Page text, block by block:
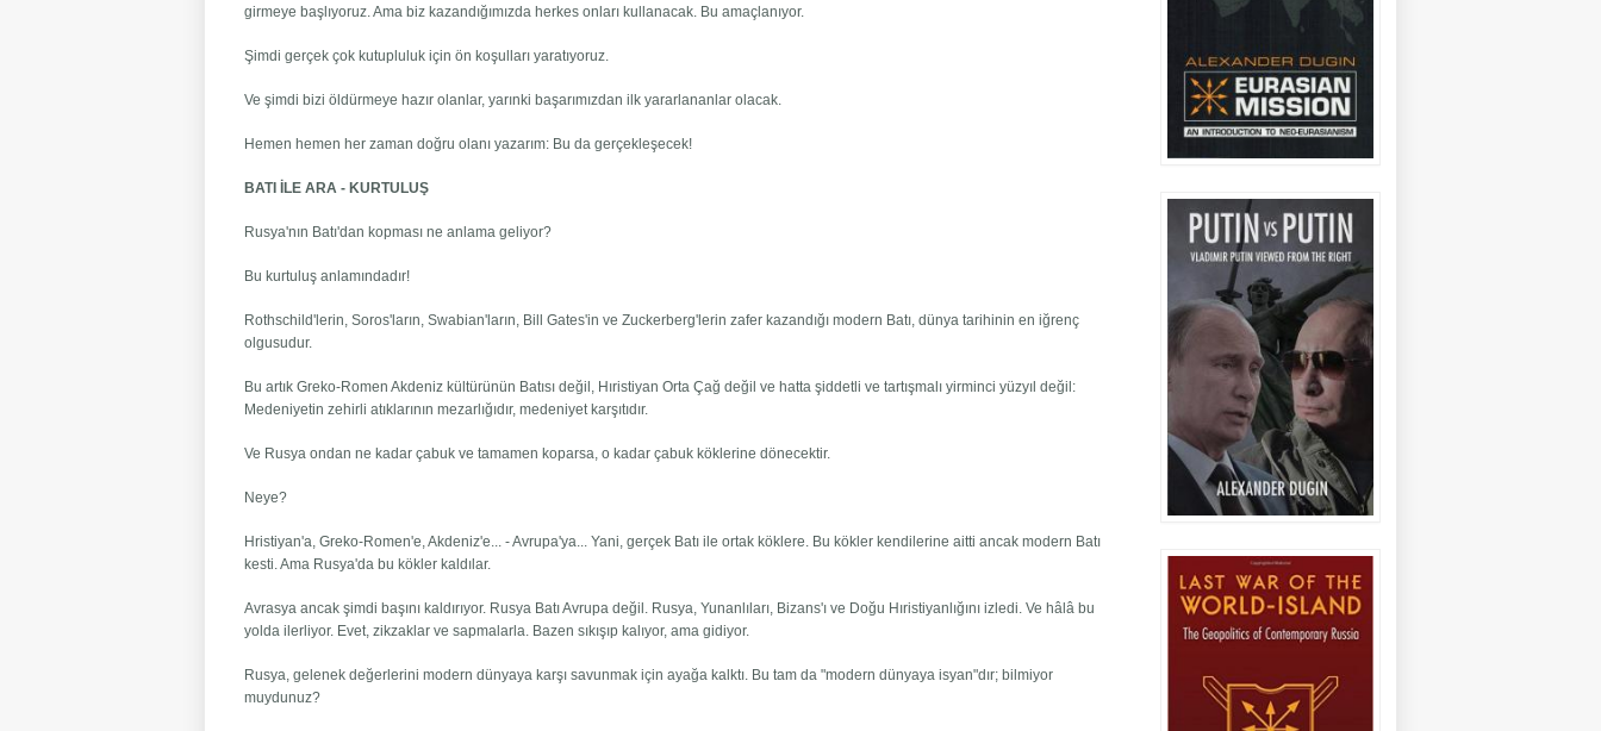
girmeye başlıyoruz. Ama biz kazandığımızda herkes onları kullanacak. Bu amaçlanıyor.
Şimdi gerçek çok kutupluluk için ön koşulları yaratıyoruz.
Ve şimdi bizi öldürmeye hazır olanlar, yarınki başarımızdan ilk yararlananlar olacak.
Hemen hemen her zaman doğru olanı yazarım: Bu da gerçekleşecek!
BATI İLE ARA - KURTULUŞ
Rusya'nın Batı'dan kopması ne anlama geliyor?
Bu kurtuluş anlamındadır!
Rothschild'lerin, Soros'ların, Swabian'ların, Bill Gates'in ve Zuckerberg'lerin zafer kazandığı modern Batı, dünya tarihinin en iğrenç
olgusudur.
Bu artık Greko-Romen Akdeniz kültürünün Batısı değil, Hıristiyan Orta Çağ değil ve hatta şiddetli ve tartışmalı yirminci yüzyıl değil:
Medeniyetin zehirli atıklarının mezarlığıdır, medeniyet karşıtıdır.
Ve Rusya ondan ne kadar çabuk ve tamamen koparsa, o kadar çabuk köklerine dönecektir.
Neye?
Hristiyan'a, Greko-Romen'e, Akdeniz'e... - Avrupa'ya... Yani, gerçek Batı ile ortak köklere. Bu kökler kendilerine aitti ancak modern Batı
kesti. Ama Rusya'da bu kökler kaldılar.
Avrasya ancak şimdi başını kaldırıyor. Rusya Batı Avrupa değil. Rusya, Yunanlıları, Bizans'ı ve Doğu Hıristiyanlığını izledi. Ve hâlâ bu
yolda ilerliyor. Evet, zikzaklar ve sapmalarla. Bazen sıkışıp kalıyor, ama gidiyor.
Rusya, gelenek değerlerini modern dünyaya karşı savunmak için ayağa kalktı. Bu tam da "modern dünyaya isyan"dır; bilmiyor
muydunuz?